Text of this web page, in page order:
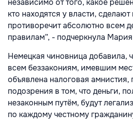
независимо от того, какое
кто находятся у власти,
противоречит абсолютно всем
правилам”, - подчеркнула
Немецкая чиновница добавила,
всем беззакониям, имевшим
объявлена налоговая
подозрения в том, что деньги,
незаконным путём, будут
по каждому честному